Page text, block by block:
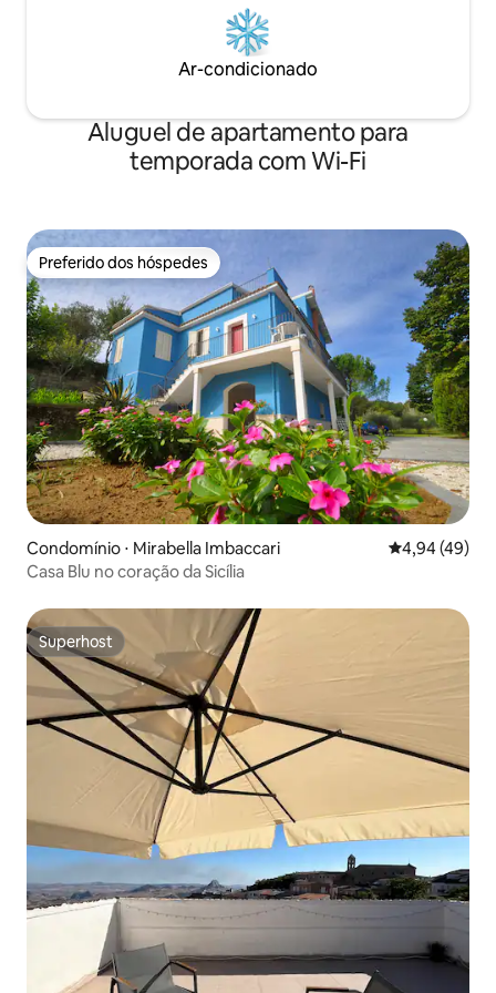
Ar-condicionado
Aluguel de apartamento para
temporada com Wi-Fi
Preferido dos hóspedes
Preferido dos hóspedes
Condomínio ⋅ Mirabella Imbaccari 4,94 de uma
4,94 (49)
Casa Blu no coração da Sicília
Superhost
Superhost